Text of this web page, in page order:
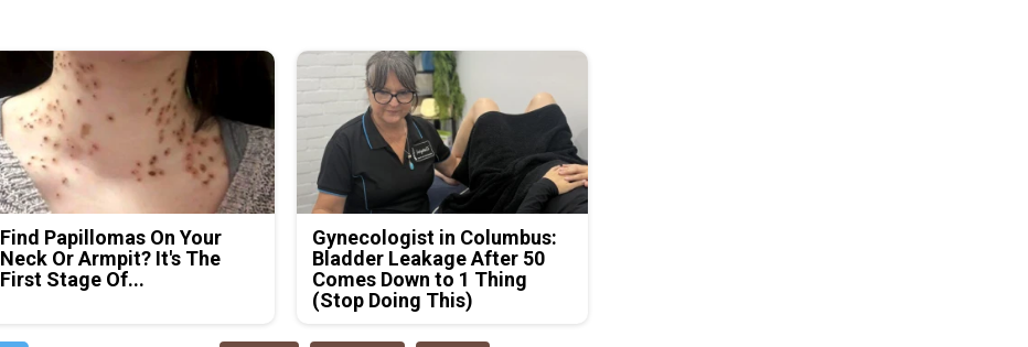
Find Papillomas On Your
Neck Or Armpit? It's The
First Stage Of...
Gynecologist in Columbus:
Bladder Leakage After 50
Comes Down to 1 Thing
(Stop Doing This)